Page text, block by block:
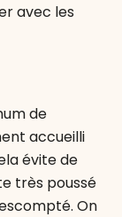
avec les
de
accueilli
évite de
très poussé
On